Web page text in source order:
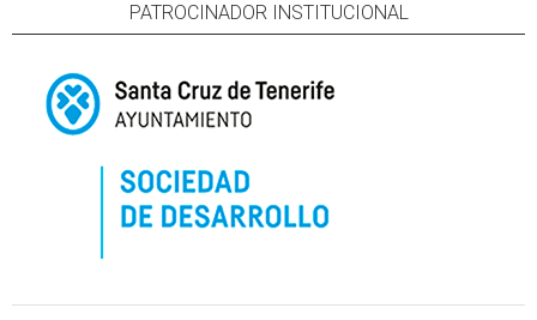
PATROCINADOR INSTITUCIONAL